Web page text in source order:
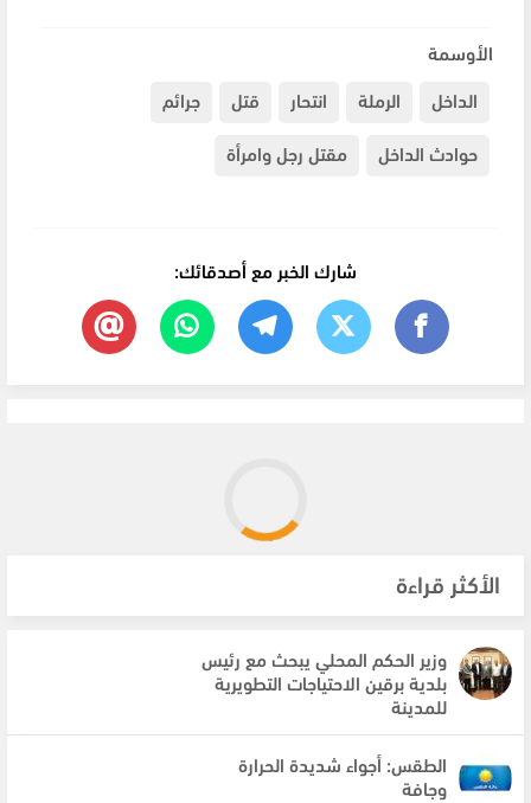
الأوسمة
الداخل
الرملة انتحار قتل
جرائم
حوادث الداخل
مقتل رجل وامرأة
شارك الخبر مع أصدقائك:
الأكثر قراءة
وزير الحكم المحلي يبحث مع رئيس
بلدية برقين الاحتياجات التطويرية
للمدينة
الطقس: أجواء شديدة الحرارة
وجافة